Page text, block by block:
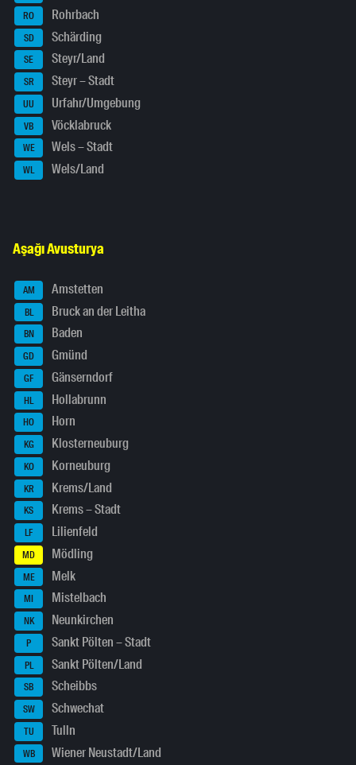
RO Rohrbach
SD Schärding
SE Steyr/Land
SR Steyr – Stadt
UU Urfahr/Umgebung
VB Vöcklabruck
WE Wels – Stadt
WL Wels/Land
Aşağı Avusturya
AM Amstetten
BL Bruck an der Leitha
BN Baden
GD Gmünd
GF Gänserndorf
HL Hollabrunn
HO Horn
KG Klosterneuburg
KO Korneuburg
KR Krems/Land
KS Krems – Stadt
LF Lilienfeld
MD Mödling
ME Melk
MI Mistelbach
NK Neunkirchen
P Sankt Pölten – Stadt
PL Sankt Pölten/Land
SB Scheibbs
SW Schwechat
TU Tulln
WB Wiener Neustadt/Land